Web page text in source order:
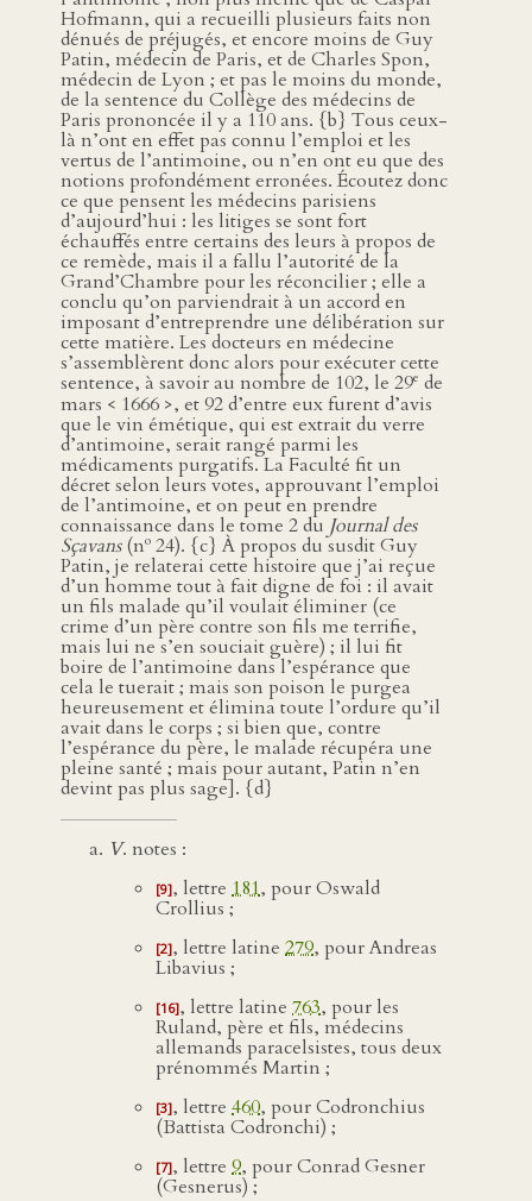
Hofmann, qui a recueilli plusieurs faits non
dénués de préjugés, et encore moins de Guy
Patin, médecin de Paris, et de Charles Spon,
médecin de Lyon ; et pas le moins du monde,
de la sentence du Collège des médecins de
Paris prononcée il y a 110 ans. {b} Tous ceux-
là n’ont en effet pas connu l’emploi et les
vertus de l’antimoine, ou n’en ont eu que des
notions profondément erronées. Écoutez donc
ce que pensent les médecins parisiens
d’aujourd’hui : les litiges se sont fort
échauffés entre certains des leurs à propos de
ce remède, mais il a fallu l’autorité de la
Grand’Chambre pour les réconcilier ; elle a
conclu qu’on parviendrait à un accord en
imposant d’entreprendre une délibération sur
cette matière. Les docteurs en médecine
s’assemblèrent donc alors pour exécuter cette
sentence, à savoir au nombre de 102, le 29e de
mars < 1666 >, et 92 d’entre eux furent d’avis
que le vin émétique, qui est extrait du verre
d’antimoine, serait rangé parmi les
médicaments purgatifs. La Faculté fit un
décret selon leurs votes, approuvant l’emploi
de l’antimoine, et on peut en prendre
connaissance dans le tome 2 du Journal des
Sçavans(no 24). {c} À propos du susdit Guy
Patin, je relaterai cette histoire que j’ai reçue
d’un homme tout à fait digne de foi : il avait
un fils malade qu’il voulait éliminer (ce
crime d’un père contre son fils me terrifie,
mais lui ne s’en souciait guère) ; il lui fit
boire de l’antimoine dans l’espérance que
cela le tuerait ; mais son poison le purgea
heureusement et élimina toute l’ordure qu’il
avait dans le corps ; si bien que, contre
l’espérance du père, le malade récupéra une
pleine santé ; mais pour autant, Patin n’en
devint pas plus sage]. {d}
V. notes :
[9], lettre 181, pour Oswald
Crollius ;
[2], lettre latine 279, pour Andreas
Libavius ;
[16], lettre latine 763, pour les
Ruland, père et fils, médecins
allemands paracelsistes, tous deux
prénommés Martin ;
[3], lettre 460, pour Codronchius
(Battista Codronchi) ;
[7], lettre 9, pour Conrad Gesner
(Gesnerus) ;